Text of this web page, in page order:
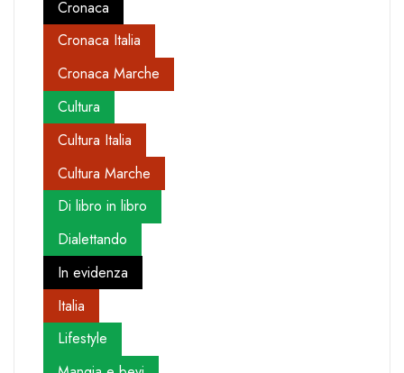
Cronaca
Cronaca Italia
Cronaca Marche
Cultura
Cultura Italia
Cultura Marche
Di libro in libro
Dialettando
In evidenza
Italia
Lifestyle